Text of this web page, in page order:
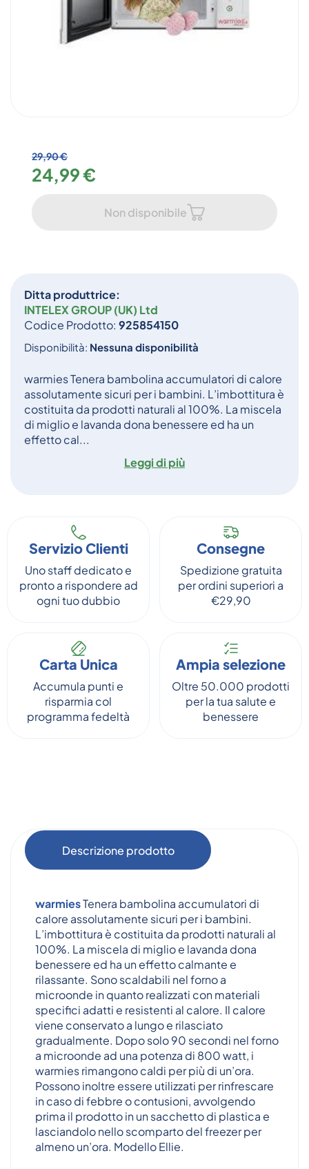
Ditta produttrice:
INTELEX GROUP (UK) Ltd
Codice Prodotto: 925854150
Disponibilità: Nessuna disponibilità
warmies Tenera bambolina accumulatori di calore
assolutamente sicuri per i bambini. L’imbottitura è
costituita da prodotti naturali al 100%. La miscela
di miglio e lavanda dona benessere ed ha un
effetto cal...
Leggi di più
29,90 €
24,99 €
Non disponibile
Servizio Clienti
Uno staff dedicato e
pronto a rispondere ad
ogni tuo dubbio
Consegne
Spedizione gratuita
per ordini superiori a
€29,90
Carta Unica
Accumula punti e
risparmia col
programma fedeltà
Ampia selezione
Oltre 50.000 prodotti
per la tua salute e
benessere
Descrizione prodotto
warmiesTenera bambolina accumulatori di
calore assolutamente sicuri per i bambini.
L’imbottitura è costituita da prodotti naturali al
100%. La miscela di miglio e lavanda dona
benessere ed ha un effetto calmante e
rilassante. Sono scaldabili nel forno a
microonde in quanto realizzati con materiali
specifici adatti e resistenti al calore. Il calore
viene conservato a lungo e rilasciato
gradualmente. Dopo solo 90 secondi nel forno
a microonde ad una potenza di 800 watt, i
warmies rimangono caldi per più di un’ora.
Possono inoltre essere utilizzati per rinfrescare
in caso di febbre o contusioni, avvolgendo
prima il prodotto in un sacchetto di plastica e
lasciandolo nello scomparto del freezer per
almeno un’ora. Modello Ellie.